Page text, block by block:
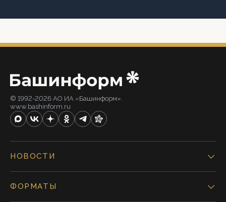
© 1992-2026 АО ИА «Башинформ».
www.bashinform.ru
НОВОСТИ
ФОРМАТЫ